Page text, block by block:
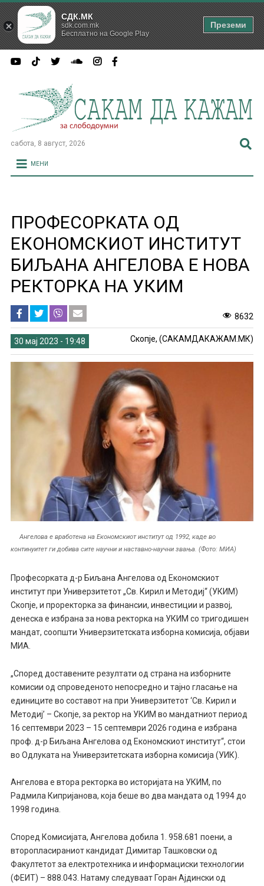
сабота, 8 август, 2026
МЕНИ
ПРОФЕСОРКАТА ОД
ЕКОНОМСКИОТ ИНСТИТУТ
БИЉАНА АНГЕЛОВА Е НОВА
РЕКТОРКА НА УКИМ
8632
30 мај 2023 - 19:48 Скопје, (САКАМДАКАЖАМ.МК)
Ангелова е вработена на Економскиот институт од 1992, каде во
континуитет ги добива сите научни и наставно-научни звања. (Фото: МИА)
Професорката д-р Биљана Ангелова од Економскиот
институт при Универзитетот „Св. Кирил и Методиј“ (УКИМ)
Скопје, и проректорка за финансии, инвестиции и развој,
денеска е избрана за нова ректорка на УКИМ со тригодишен
мандат, соопшти Универзитетската изборна комисија, објави
МИА.
„Според доставените резултати од страна на изборните
комисии од спроведеното непосредно и тајно гласање на
единиците во составот на при Универзитетот ‘Св. Кирил и
Методиј’ – Скопје, за ректор на УКИМ во мандатниот период
16 септември 2023 – 15 септември 2026 година е избрана
проф. д-р Биљана Ангелова од Економскиот институт“, стои
во Одлуката на Универзитетската изборна комисија (УИК).
Ангелова е втора ректорка во историјата на УКИМ, по
Радмила Кипријанова, која беше во два мандата од 1994 до
1998 година.
Според Комисијата, Ангелова добила 1. 958.681 поени, а
второпласираниот кандидат Димитар Ташковски од
Факултетот за електротехника и информациски технологии
(ФЕИТ) – 888.043. Натаму следуваат Горан Ајдински од
СДК.МК
sdk.com.mk
Бесплатно на Google Play
Преземи